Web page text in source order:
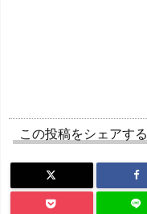
この投稿をシェアする